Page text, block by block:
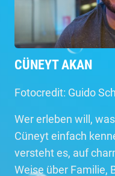
CÜNEYT AKAN
Fotocredit: Guido
Wer erleben will,
Cüneyt einfach
versteht es, auf
Weise über Familie,